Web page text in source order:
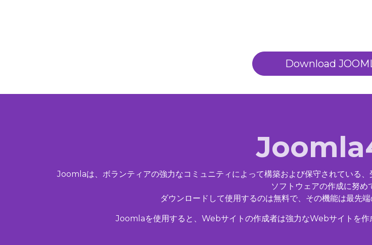
Download
Joomlaは、ボランティアの強力なコミュニティによって構築および保守されている
ソフトウェアの作成に努め
ダウンロードして使用するのは無料で、その機能は最先
Joomlaを使用すると、Webサイトの作成者は強力なWebサイトを作